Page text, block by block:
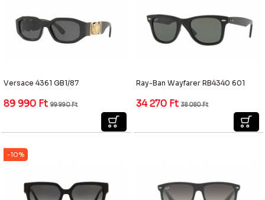
Versace 4361 GB1/87
89 990 Ft 99 990Ft
Ray-Ban Wayfarer RB4340 601
34 270 Ft 38 080Ft
-10%